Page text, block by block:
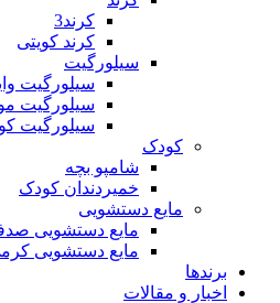
کرند3
کرند کویتی
سیلورگیت
سیلورگیت
سیلورگیت
سیلورگیت
کودک
شامپو بچه
خمیردندان کودک
مایع دستشویی
مایع دستشویی
مایع دستشویی
برندها
اخبار و مقالات